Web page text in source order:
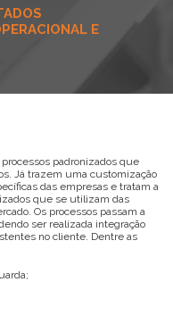
E
padronizados que
Já trazem uma customização
das empresas e tratam a
que se utilizam das
Os processos passam a
ser realizada integração
no cliente. Dentre as